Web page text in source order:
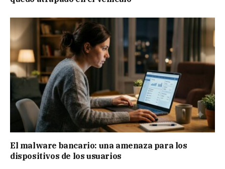
El malware bancario: una amenaza para los
dispositivos de los usuarios